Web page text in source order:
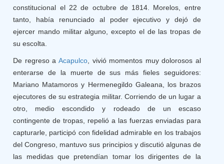
constitucional el 22 de octubre de 1814. Morelos, entre
tanto, había renunciado al poder ejecutivo y dejó de
ejercer mando militar alguno, excepto el de las tropas de
su escolta.
De regreso a Acapulco, vivió momentos muy dolorosos al
enterarse de la muerte de sus más fieles seguidores:
Mariano Matamoros y Hermenegildo Galeana, los brazos
ejecutores de su estrategia militar. Corriendo de un lugar a
otro, medio escondido y rodeado de un escaso
contingente de tropas, repelió a las fuerzas enviadas para
capturarle, participó con fidelidad admirable en los trabajos
del Congreso, mantuvo sus principios y discutió algunas de
las medidas que pretendían tomar los dirigentes de la